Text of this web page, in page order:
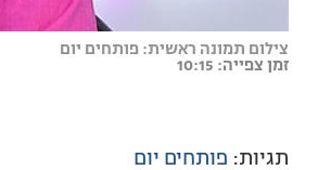
צילום תמונה ראשית: פותחים יום
זמן צפייה: 10:15
תגיות: פותחים יום